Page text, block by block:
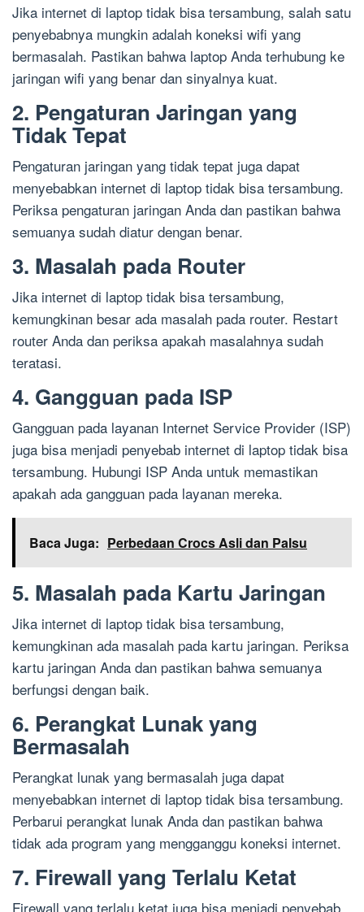
Jika internet di laptop tidak bisa tersambung, salah satu
penyebabnya mungkin adalah koneksi wifi yang
bermasalah. Pastikan bahwa laptop Anda terhubung ke
jaringan wifi yang benar dan sinyalnya kuat.
2. Pengaturan Jaringan yang
Tidak Tepat
Pengaturan jaringan yang tidak tepat juga dapat
menyebabkan internet di laptop tidak bisa tersambung.
Periksa pengaturan jaringan Anda dan pastikan bahwa
semuanya sudah diatur dengan benar.
3. Masalah pada Router
Jika internet di laptop tidak bisa tersambung,
kemungkinan besar ada masalah pada router. Restart
router Anda dan periksa apakah masalahnya sudah
teratasi.
4. Gangguan pada ISP
Gangguan pada layanan Internet Service Provider (ISP)
juga bisa menjadi penyebab internet di laptop tidak bisa
tersambung. Hubungi ISP Anda untuk memastikan
apakah ada gangguan pada layanan mereka.
Baca Juga: Perbedaan Crocs Asli dan Palsu
5. Masalah pada Kartu Jaringan
Jika internet di laptop tidak bisa tersambung,
kemungkinan ada masalah pada kartu jaringan. Periksa
kartu jaringan Anda dan pastikan bahwa semuanya
berfungsi dengan baik.
6. Perangkat Lunak yang
Bermasalah
Perangkat lunak yang bermasalah juga dapat
menyebabkan internet di laptop tidak bisa tersambung.
Perbarui perangkat lunak Anda dan pastikan bahwa
tidak ada program yang mengganggu koneksi internet.
7. Firewall yang Terlalu Ketat
Firewall yang terlalu ketat juga bisa menjadi penyebab